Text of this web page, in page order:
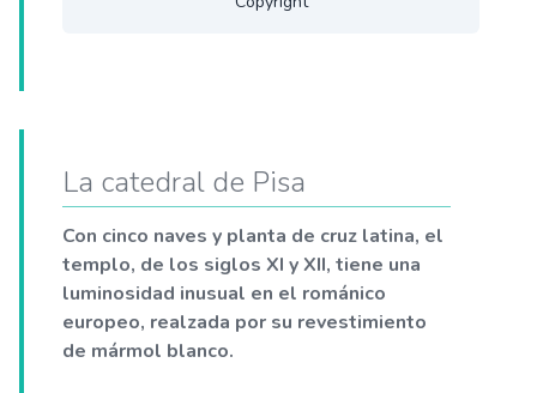
La catedral de Pisa
Con cinco naves y planta de cruz latina, el
templo, de los siglos XI y XII, tiene una
luminosidad inusual en el románico
europeo, realzada por su revestimiento
de mármol blanco.